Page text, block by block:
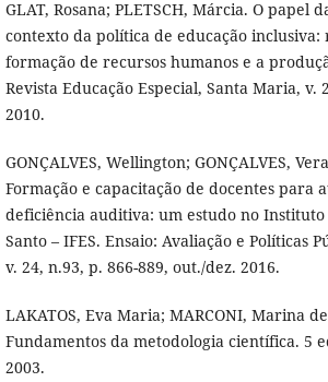
GLAT, Rosana; PLETSCH, Márcia. O papel
contexto da política de educação inclusiva:
formação de recursos humanos e a
Revista Educação Especial, Santa Maria, v.
2010.
GONÇALVES, Wellington; GONÇALVES,
Formação e capacitação de docentes para
deficiência auditiva: um estudo no
Santo – IFES. Ensaio: Avaliação e Políticas
v. 24, n.93, p. 866-889, out./dez. 2016.
LAKATOS, Eva Maria; MARCONI, Marina
Fundamentos da metodologia científica. 5
2003.